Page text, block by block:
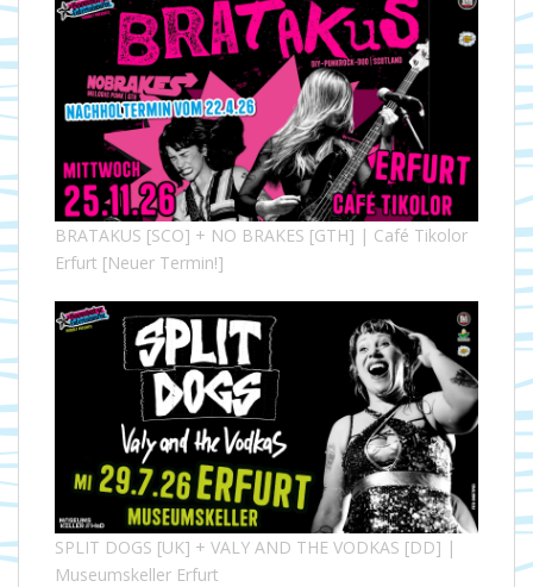
BRATAKUS [SCO] + NO BRAKES [GTH] | Café Tikolor
Erfurt [Neuer Termin!]
SPLIT DOGS [UK] + VALY AND THE VODKAS [DD] |
Museumskeller Erfurt